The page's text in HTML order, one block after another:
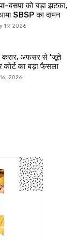
बसपा को बड़ा झटका,
SBSP का दामन
19, 2026
करार, अफसर से ‘जूते
कोर्ट का बड़ा फैसला
2026